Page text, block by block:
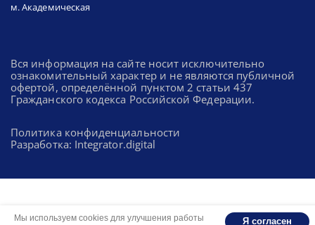
м. Академическая
Вся информация на сайте носит исключительно
ознакомительный характер и не являются публичной
офертой, определённой пунктом 2 статьи 437
Гражданского кодекса Российской Федерации.
Политика конфиденциальности
Разработка: Integrator.digital
Мы используем cookies для улучшения работы Я согласен